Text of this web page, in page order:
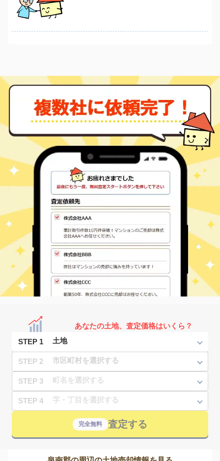
あなたの土地、査定価格はいくら？
STEP 1
STEP 2
STEP 3
STEP 4
完全無料 査定する